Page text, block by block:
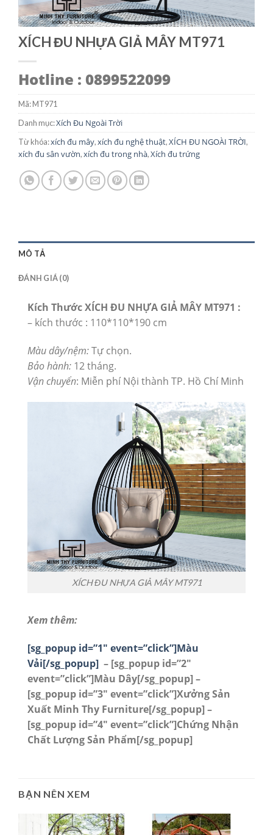
XÍCH ĐU NHỰA GIẢ MÂY MT971
Hotline : 0899522099
Mã:MT971
Danh mục:Xích Đu Ngoài Trời
Từ khóa:xích đu mây,xích đu nghệ thuật,XÍCH ĐU NGOÀI TRỜI,
xích đu sân vườn,xích đu trong nhà,Xích đu trứng
MÔ TẢ
ĐÁNH GIÁ (0)
Kích Thước XÍCH ĐU NHỰA GIẢ MÂY MT971 :
– kích thước : 110*110*190 cm
Màu dây/nệm:Tự chọn.
Bảo hành: 12 tháng.
Vận chuyển: Miễn phí Nội thành TP. Hồ Chí Minh
XÍCH ĐU NHỰA GIẢ MÂY MT971
Xem thêm:
[sg_popup id=”1″ event=”click”]Màu
Vải[/sg_popup] – [sg_popup id=”2″
event=”click”]Màu Dây[/sg_popup]–
[sg_popup id=”3″ event=”click”]Xưởng Sản
Xuất Minh Thy Furniture[/sg_popup]–
[sg_popup id=”4″ event=”click”]Chứng Nhận
Chất Lượng Sản Phẩm[/sg_popup]
BẠN NÊN XEM